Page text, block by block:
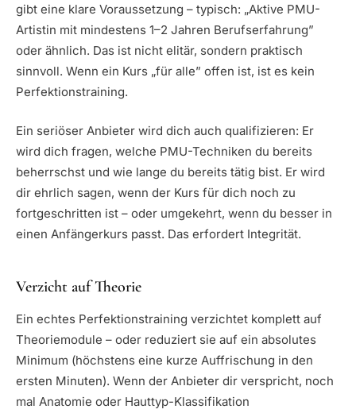
gibt eine klare Voraussetzung – typisch: „Aktive PMU-
Artistin mit mindestens 1–2 Jahren Berufserfahrung”
oder ähnlich. Das ist nicht elitär, sondern praktisch
sinnvoll. Wenn ein Kurs „für alle” offen ist, ist es kein
Perfektionstraining.
Ein seriöser Anbieter wird dich auch qualifizieren: Er
wird dich fragen, welche PMU-Techniken du bereits
beherrschst und wie lange du bereits tätig bist. Er wird
dir ehrlich sagen, wenn der Kurs für dich noch zu
fortgeschritten ist – oder umgekehrt, wenn du besser in
einen Anfängerkurs passt. Das erfordert Integrität.
Verzicht auf Theorie
Ein echtes Perfektionstraining verzichtet komplett auf
Theoriemodule – oder reduziert sie auf ein absolutes
Minimum (höchstens eine kurze Auffrischung in den
ersten Minuten). Wenn der Anbieter dir verspricht, noch
mal Anatomie oder Hauttyp-Klassifikation